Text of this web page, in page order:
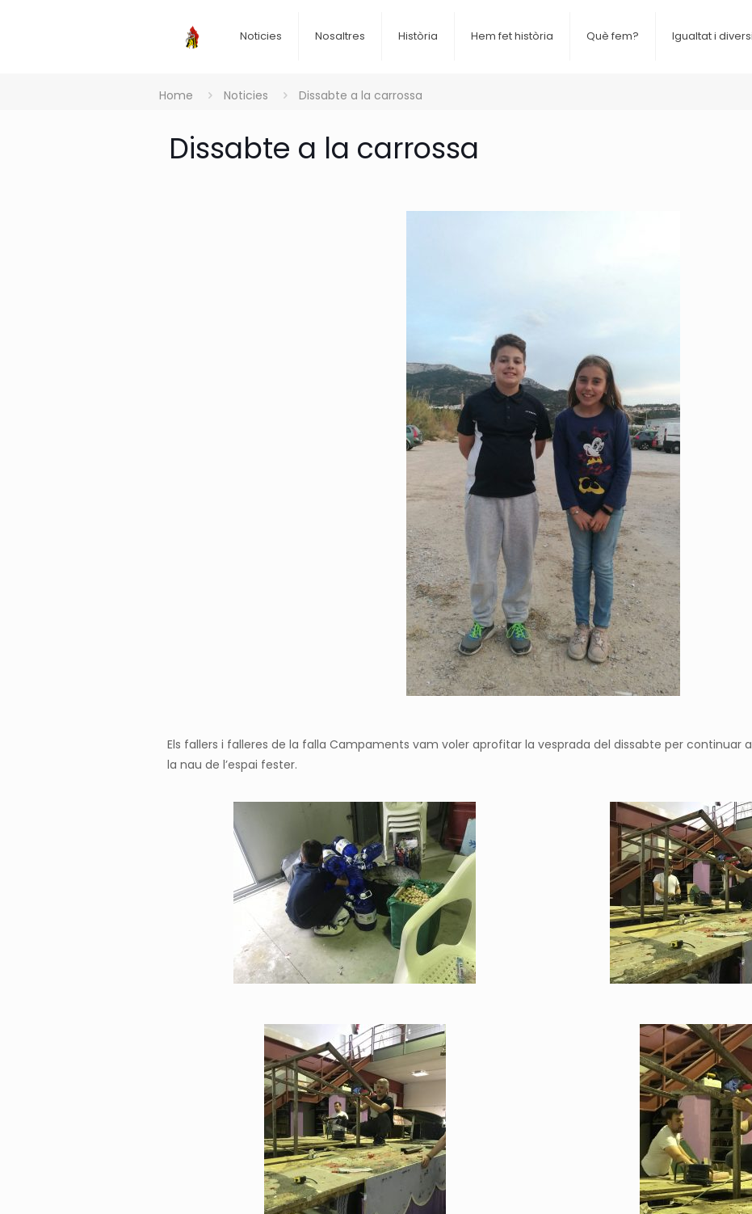
Noticies Nosaltres Història Hem fet història Què fem? Igualtat i
Home Noticies Dissabte a la carrossa
Dissabte a la carrossa
Els fallers i falleres de la falla Campaments vam voler aprofitar la vesprada del dissabte per continuar
la nau de l’espai fester.